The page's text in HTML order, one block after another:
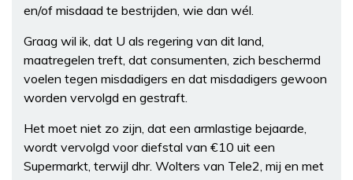
en/of misdaad te bestrijden, wie dan wél.
Graag wil ik, dat U als regering van dit land,
maatregelen treft, dat consumenten, zich beschermd
voelen tegen misdadigers en dat misdadigers gewoon
worden vervolgd en gestraft.
Het moet niet zo zijn, dat een armlastige bejaarde,
wordt vervolgd voor diefstal van €10 uit een
Supermarkt, terwijl dhr. Wolters van Tele2, mij en met